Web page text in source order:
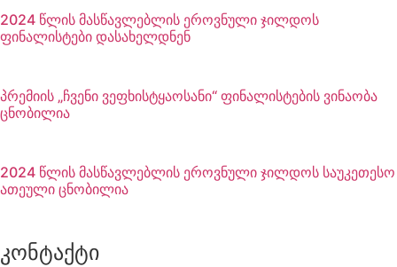
2024 წლის მასწავლებლის ეროვნული ჯილდოს
ფინალისტები დასახელდნენ
პრემიის „ჩვენი ვეფხისტყაოსანი“ ფინალისტების ვინაობა
ცნობილია
2024 წლის მასწავლებლის ეროვნული ჯილდოს საუკეთესო
ათეული ცნობილია
კონტაქტი